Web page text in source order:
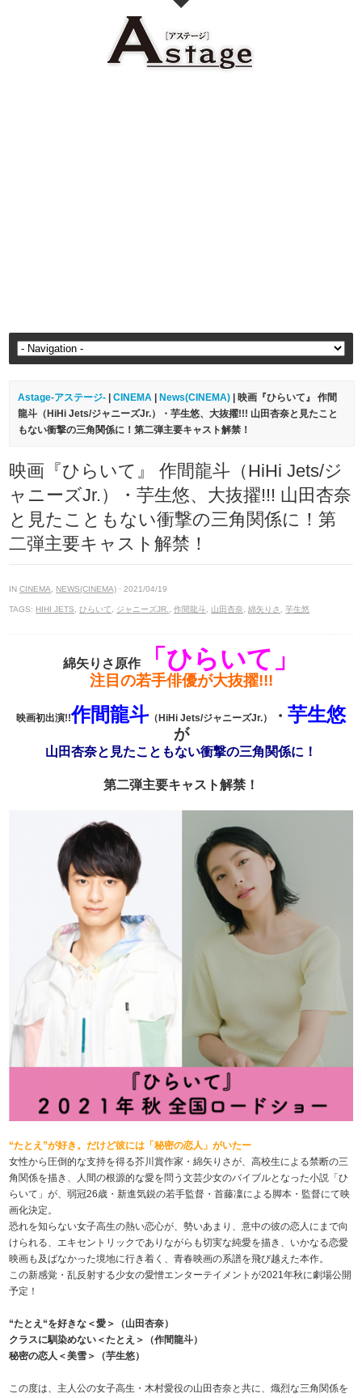
Astage-アステージ- |CINEMA News(CINEMA) | 映画『ひらいて』 作間
龍斗（HiHi Jets/ジャニーズJr.）・芋生悠、大抜擢!!! 山田杏奈と見たこと
もない衝撃の三角関係に！第二弾主要キャスト解禁！
映画『ひらいて』 作間龍斗（HiHi Jets/ジ
ャニーズJr.）・芋生悠、大抜擢!!! 山田杏奈
と見たこともない衝撃の三角関係に！第
二弾主要キャスト解禁！
INCINEMA NEWS(CINEMA) · 2021/04/19
TAGS: HIHI JETS ,ひらいて ジャニーズJR. ,作間龍斗 山田杏奈 ,綿矢りさ ,芋生悠
綿矢りさ原作 「ひらいて」
注目の若手俳優が大抜擢!!!
映画初出演!!作間龍斗（HiHi Jets/ジャニーズJr.） ・ 芋生悠
が
山田杏奈と見たこともない衝撃の三角関係に！
第二弾主要キャスト解禁！
“たとえ”が好き。だけど彼には「秘密の恋人」がいたー
女性から圧倒的な支持を得る芥川賞作家・綿矢りさが、高校生による禁断の三
角関係を描き、人間の根源的な愛を問う文芸少女のバイブルとなった小説「ひ
らいて」が、弱冠26歳・新進気鋭の若手監督・首藤凜による脚本・監督にて映
画化決定。
恐れを知らない女子高生の熱い恋心が、勢いあまり、意中の彼の恋人にまで向
けられる、エキセントリックでありながらも切実な純愛を描き、いかなる恋愛
映画も及ばなかった境地に行き着く、青春映画の系譜を飛び越えた本作。
この新感覚・乱反射する少女の愛憎エンターテイメントが2021年秋に劇場公開
予定！
“たとえ“を好きな＜愛＞（山田杏奈）
クラスに馴染めない＜たとえ＞（作間龍斗）
秘密の恋人＜美雪＞（芋生悠）
この度は、主人公の女子高生・木村愛役の山田杏奈と共に、熾烈な三角関係を